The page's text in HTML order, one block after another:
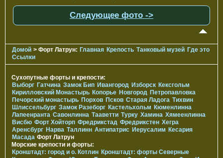
Следующее фото ->
Домой > Форт Латрун: Главная Крепость Танковый музей Где это
Ссылки
Сухопутные форты и крепости:
Выборг Гатчина Замок Бип Ивангород Изборск Кексгольм
Кирилловский Монастырь Копорье Новгород Петропавловка
Печорcкий монастырь Порхов Псков Старая Ладога Тихвин
Шлиссельбург Замок Разеборг Кастельхольм Кюменлинна
Лапеенранта Савонлинна Тааветти Турку Хамина Хямеенлинна
Висбю Форт Хойторп Фредрикстад Фредрикстен Хегра
Аренсбург Нарва Таллинн Антипатрис Иерусалим Кесария
Масада Форт Латрун
Морские крепости и форты:
Кронштадт: город и о. Котлин Кронштадт: форты Северные